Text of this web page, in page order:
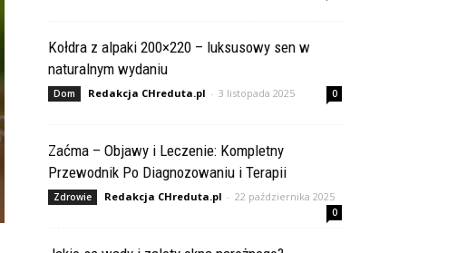
Kołdra z alpaki 200×220 – luksusowy sen w
naturalnym wydaniu
Dom Redakcja CHreduta.pl - 3 listopada 2025 0
Zaćma – Objawy i Leczenie: Kompletny
Przewodnik Po Diagnozowaniu i Terapii
Zdrowie Redakcja CHreduta.pl - 22 października 2025
0